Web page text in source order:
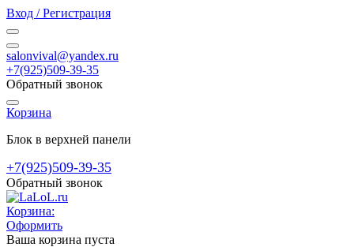
Вход / Регистрация
salonvival@yandex.ru
+7(925)509-39-35
Обратный звонок
Корзина
Блок в верхней панели
+7(925)509-39-35
Обратный звонок
Корзина:
Оформить
Ваша корзина пуста